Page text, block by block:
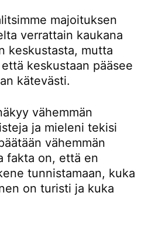
majoituksen
verrattain kaukana
keskustasta, mutta
keskustaan pääsee
kätevästi.
vähemmän
ja mieleni tekisi
vähemmän
fakta on, että en
tunnistamaan, kuka
on turisti ja kuka